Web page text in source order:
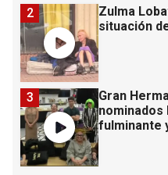
Zulma
situación
2
Gran
nominados
fulminante
3